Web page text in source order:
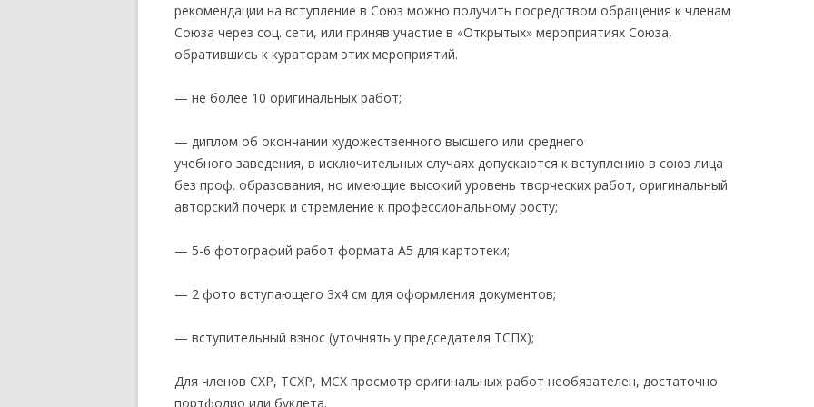
ПОЛОЖЕНИЕ ОБ УЧАСТИИ
ЧЛЕНОВ ТСПХ В
ЭКСПОЗИЦИОННОМ ПРОЕКТЕ
ЧЛЕНОВ ТСПХ«ЭЛИЗИУМ» —
О ВОССТАНОВЛЕНИИ В РЯДАХ
СОЮЗА
ПОЧЕТНОЙ МЕДАЛЬЮ ТСПХ
рекомендации на вступление в Союз можно получить посредством обращения к членам
Союза через соц. сети, или приняв участие в «Открытых» мероприятиях Союза,
обратившись к кураторам этих мероприятий.
— не более 10 оригинальных работ;
— диплом об окончании художественного высшего или среднего
учебного заведения, в исключительных случаях допускаются к вступлению в союз лица
без проф. образования, но имеющие высокий уровень творческих работ, оригинальный
авторский почерк и стремление к профессиональному росту;
— 5-6 фотографий работ формата А5 для картотеки;
— 2 фото вступающего 3х4 см для оформления документов;
— вступительный взнос (уточнять у председателя ТСПХ);
Для членов СХР, ТСХР, МСХ просмотр оригинальных работ необязателен, достаточно
портфолио или буклета.